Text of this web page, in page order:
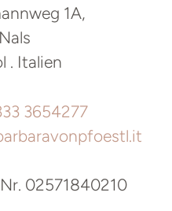
1A,
. Italien
3654277
02571840210